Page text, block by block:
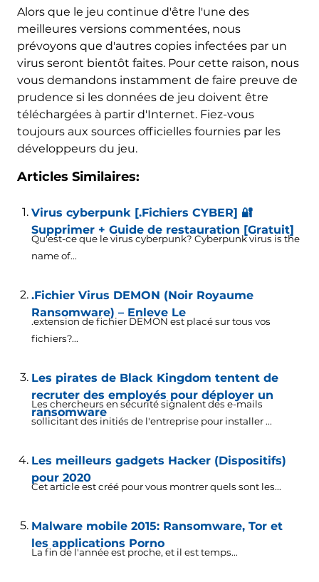
Alors que le jeu continue d'être l'une des
meilleures versions commentées, nous
prévoyons que d'autres copies infectées par un
virus seront bientôt faites. Pour cette raison, nous
vous demandons instamment de faire preuve de
prudence si les données de jeu doivent être
téléchargées à partir d'Internet. Fiez-vous
toujours aux sources officielles fournies par les
développeurs du jeu.
Articles Similaires:
Virus cyberpunk [.Fichiers CYBER] 🔐
Supprimer + Guide de restauration [Gratuit]
Qu'est-ce que le virus cyberpunk? Cyberpunk virus is the
name of...
.Fichier Virus DEMON (Noir Royaume
Ransomware) – Enleve Le
.extension de fichier DEMON est placé sur tous vos
fichiers?...
Les pirates de Black Kingdom tentent de
recruter des employés pour déployer un
ransomware
Les chercheurs en sécurité signalent des e-mails
sollicitant des initiés de l'entreprise pour installer ...
Les meilleurs gadgets Hacker (Dispositifs)
pour 2020
Cet article est créé pour vous montrer quels sont les...
Malware mobile 2015: Ransomware, Tor et
les applications Porno
La fin de l'année est proche, et il est temps...